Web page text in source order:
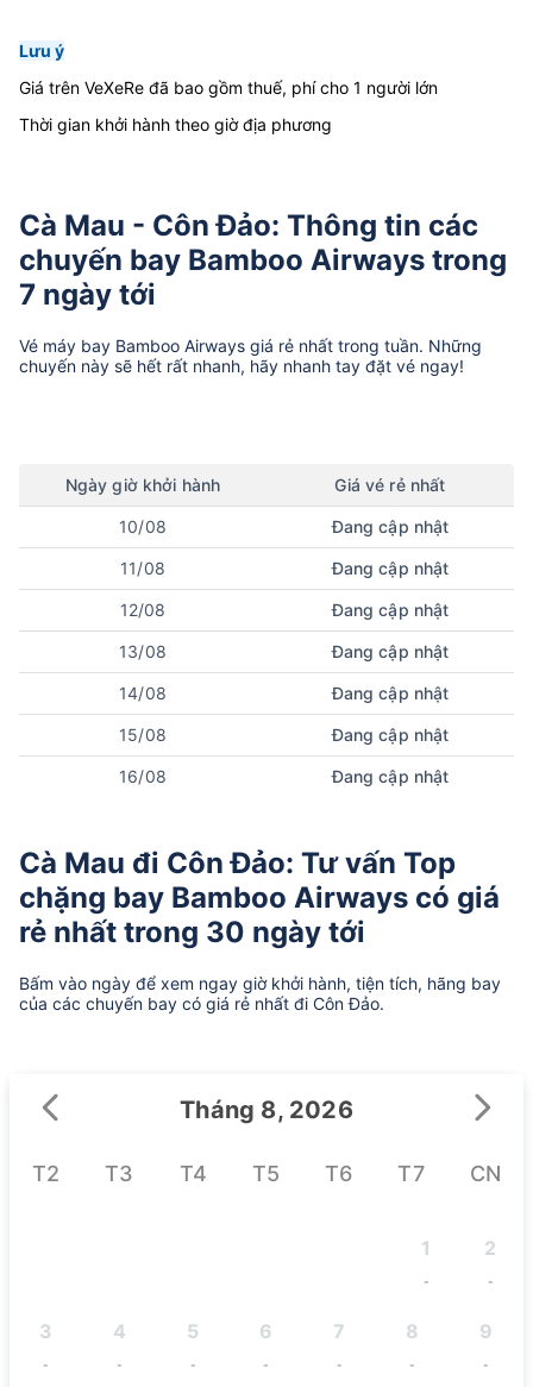
Lưu ý
Giá trên VeXeRe đã bao gồm thuế, phí cho 1 người lớn
Thời gian khởi hành theo giờ địa phương
Cà Mau - Côn Đảo: Thông tin các
chuyến bay Bamboo Airways trong
7 ngày tới
Vé máy bay Bamboo Airways giá rẻ nhất trong tuần. Những
chuyến này sẽ hết rất nhanh, hãy nhanh tay đặt vé ngay!
Ngày giờ khởi hành Giá vé rẻ nhất
10/08 Đang cập nhật
11/08 Đang cập nhật
12/08 Đang cập nhật
13/08 Đang cập nhật
14/08 Đang cập nhật
15/08 Đang cập nhật
16/08 Đang cập nhật
Cà Mau đi Côn Đảo: Tư vấn Top
chặng bay Bamboo Airways có giá
rẻ nhất trong 30 ngày tới
Bấm vào ngày để xem ngay giờ khởi hành, tiện tích, hãng bay
của các chuyến bay có giá rẻ nhất đi Côn Đảo.
Tháng 8, 2026
T2 T3 T4 T5 T6 T7 CN
1
-
2
-
3
-
4
-
5
-
6
-
7
-
8
-
9
-